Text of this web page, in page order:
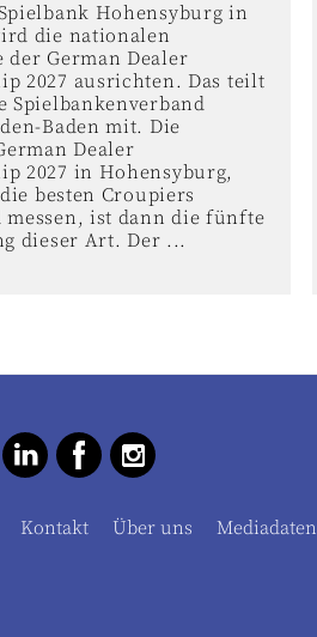
Hohensyburg in
die nationalen
der German Dealer
2027 ausrichten. Das teilt
Spielbankenverband
Baden mit. Die
Dealer
2027 in Hohensyburg,
besten Croupiers
messen, ist dann die fünfte
dieser Art. Der ...
Kontakt Über uns Mediadaten